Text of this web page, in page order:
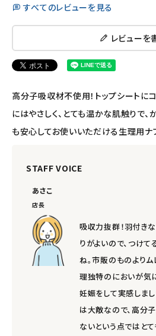
すべてのレビューを見る
レビューを
高分子吸収材不使用！トップシートに
にはやさしく、とても温かな肌触りで
も安心してお使いいただける生理用ナ
STAFF VOICE
あさこ
店長
吸収力抜群！羽付き
りがよいので、つけ
ね。市販のものより
理独特のにおいが気
妊娠をして実感しま
は大敵なので、高分
ないという点ではと